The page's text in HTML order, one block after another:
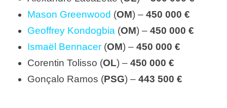
Mason Greenwood (OM) – 450 000 €
Geoffrey Kondogbia (OM) – 450 000 €
Ismaël Bennacer (OM) – 450 000 €
Corentin Tolisso (OL) – 450 000 €
Gonçalo Ramos (PSG) – 443 500 €